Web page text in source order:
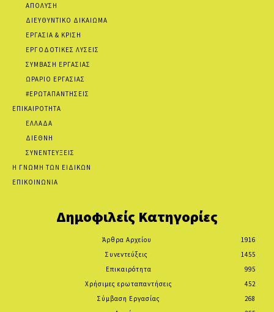
ΑΠΟΛΥΣΗ
ΔΙΕΥΘΥΝΤΙΚΟ ΔΙΚΑΙΩΜΑ
ΕΡΓΑΣΙΑ & ΚΡΙΣΗ
ΕΡΓΟΔΟΤΙΚΕΣ ΛΥΣΕΙΣ
ΣΥΜΒΑΣΗ ΕΡΓΑΣΙΑΣ
ΩΡΑΡΙΟ ΕΡΓΑΣΙΑΣ
#ΕΡΩΤΑΠΑΝΤΗΣΕΙΣ
ΕΠΙΚΑΙΡΟΤΗΤΑ
ΕΛΛΑΔΑ
ΔΙΕΘΝΗ
ΣΥΝΕΝΤΕΥΞΕΙΣ
Η ΓΝΩΜΗ ΤΩΝ ΕΙΔΙΚΩΝ
ΕΠΙΚΟΙΝΩΝΙΑ
Δημοφιλείς Κατηγορίες
Άρθρα Αρχείου
1916
Συνεντεύξεις
1455
Επικαιρότητα
995
Χρήσιμες ερωταπαντήσεις
452
Σύμβαση Εργασίας
268